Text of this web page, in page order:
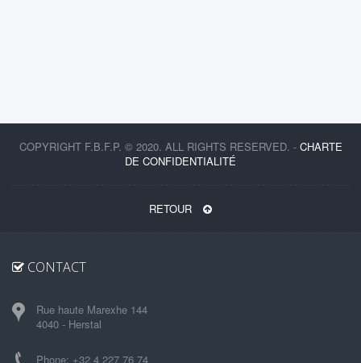
COPYRIGHT F.B.F.P. © 2020. ALL RIGHTS RESERVED. - CHARTE
DE CONFIDENTIALITÉ
RETOUR
CONTACT
Rue haute Marexhe 144
4040 - Herstal
Phone: +32 4 227 76 74